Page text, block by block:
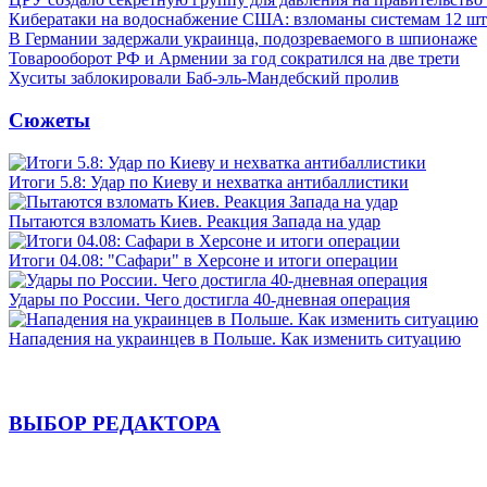
Кибератаки на водоснабжение США: взломаны системам 12
В Германии задержали украинца, подозреваемого в шпионаже
Товарооборот РФ и Армении за год сократился на две трети
Хуситы заблокировали Баб-эль-Мандебский пролив
Сюжеты
Итоги 5.8: Удар по Киеву и нехватка антибаллистики
Пытаются взломать Киев. Реакция Запада на удар
Итоги 04.08: "Сафари" в Херсоне и итоги операции
Удары по России. Чего достигла 40-дневная операция
Нападения на украинцев в Польше. Как изменить ситуацию
ВЫБОР РЕДАКТОРА